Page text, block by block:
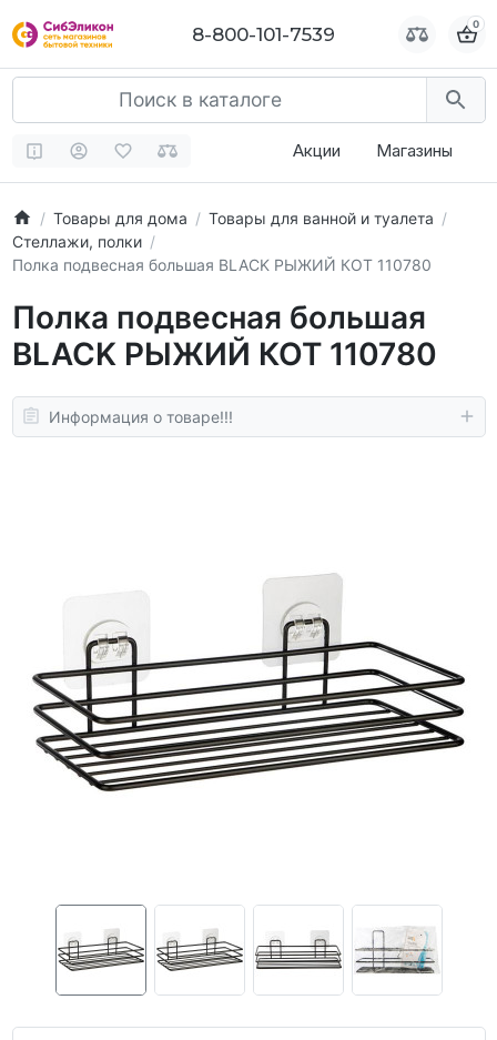
8-800-101-7539 0
Акции Магазины
Товары для дома
Товары для ванной и туалета
Стеллажи, полки
Полка подвесная большая BLACK РЫЖИЙ КОТ 110780
Полка подвесная большая
BLACK РЫЖИЙ КОТ 110780
Информация о товаре!!!
8-800-101-7539 0